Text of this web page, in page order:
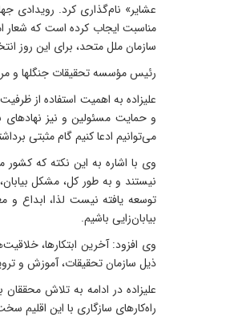
عشایر» نام‌گذاری کرد. رویدادی
سازمان ملل متحد، برای این روز
رئیس مؤسسه تحقیقات جنگلها و
علیزاده به اهمیت استفاده از
و حمایت مسئولین و نیز نهادهای
می‌توانیم ادعا کنیم گام مثبتی
وی با اشاره به این نکته که
نیستند و به طور کل، مشکل
توسعه یافته نیست لذا، ابداع و
بیابان‌زایی باشیم.
وی افزود: آخرین ابتکارها،
ذیل سازمان تحقیقات، آموزش و
راه‌کارهای سازگاری با این اقلیم